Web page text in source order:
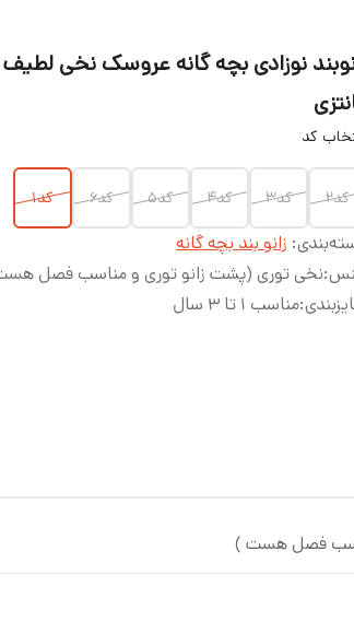
نوزادی بچه گانه عروسک نخی لطیف
کد
کد۲ کد۳ کد۴ کد۵ کد۶ کد۱
: زانو بند بچه گانه
:نخی توری (پشت زانو توری و مناسب فصل
:مناسب ۱ تا ۳ سال
فصل هست )